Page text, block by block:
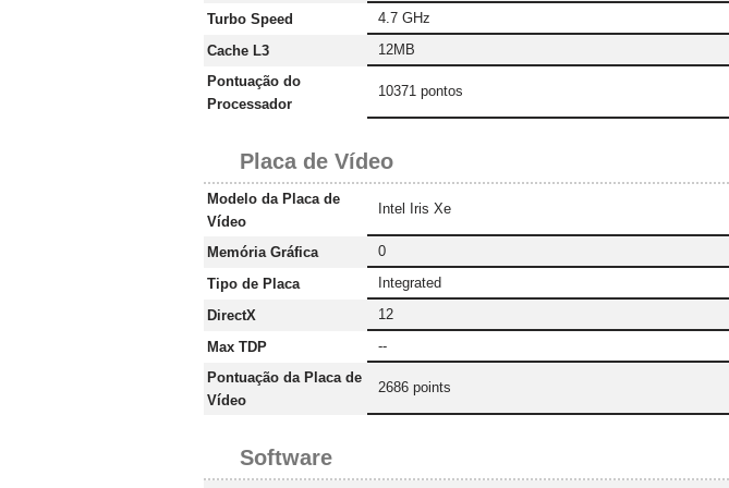
Turbo Speed
4.7 GHz
Cache L3
12MB
Pontuação do
Processador
10371 pontos
Placa de Vídeo
Modelo da Placa de
Vídeo
Intel Iris Xe
Memória Gráfica
0
Tipo de Placa
Integrated
DirectX
12
Max TDP
--
Pontuação da Placa de
Vídeo
2686 points
Software